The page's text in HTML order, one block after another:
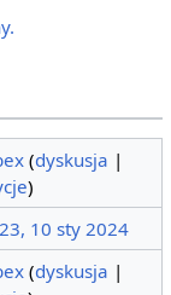
(dyskusja |
)
10 sty 2024
(dyskusja |